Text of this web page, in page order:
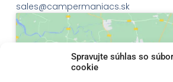
Spravujte súhlas so
cookie
sales@campermaniacs.sk